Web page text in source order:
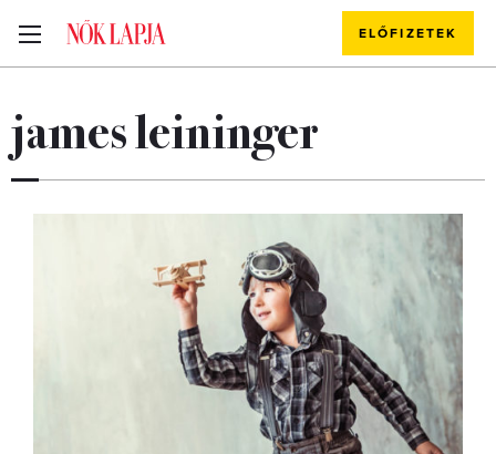
ELŐFIZETEK
james leininger